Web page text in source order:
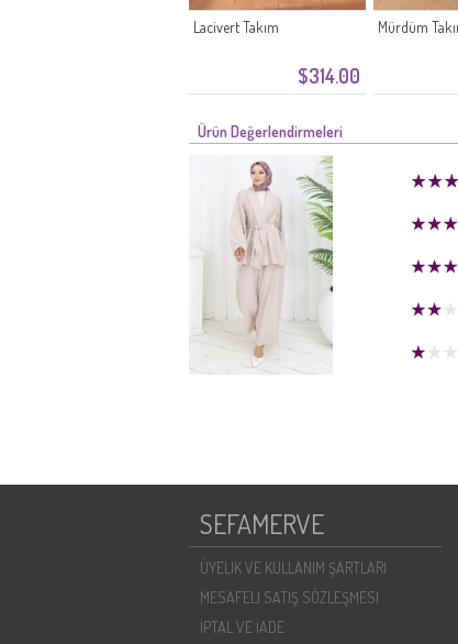
$314.00
Lacivert Takım Mürdüm
Ürün Değerlendirmeleri
SEFAMERVE
ÜYELIK VE KULLANIM ŞARTLARI
MESAFELI SATIŞ SÖZLEŞMESI
İPTAL VE İADE